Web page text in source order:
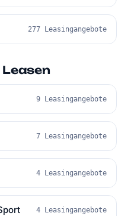
277 Leasingangebote
Leasen
9 Leasingangebote
7 Leasingangebote
4 Leasingangebote
4 Leasingangebote